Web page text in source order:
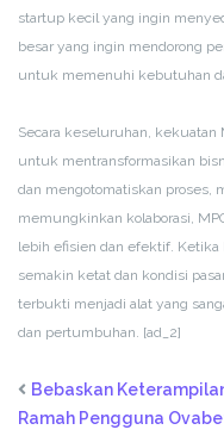
startup kecil yang ingin
besar yang ingin mendorong
untuk memenuhi kebutuhan
Secara keseluruhan, kekuatan
untuk mentransformasikan
dan mengotomatiskan proses,
memungkinkan kolaborasi,
lebih efisien dan efektif.
semakin ketat dan kondisi
terbukti menjadi alat yang
dan pertumbuhan. [ad_2]
Bebaskan
Ramah Pengguna